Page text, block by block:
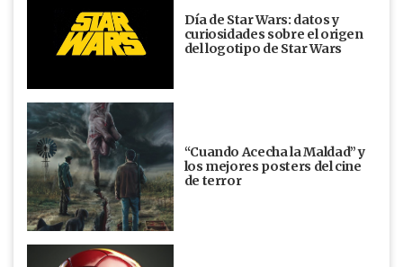
Día de Star Wars: datos y
curiosidades sobre el origen
del logotipo de Star Wars
“Cuando Acecha la Maldad” y
los mejores posters del cine
de terror